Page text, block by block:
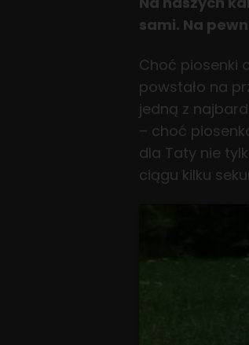
sami. Na
Choć piosenki
powstało na
jedną z
– choć
dla Taty nie
ciągu kilku